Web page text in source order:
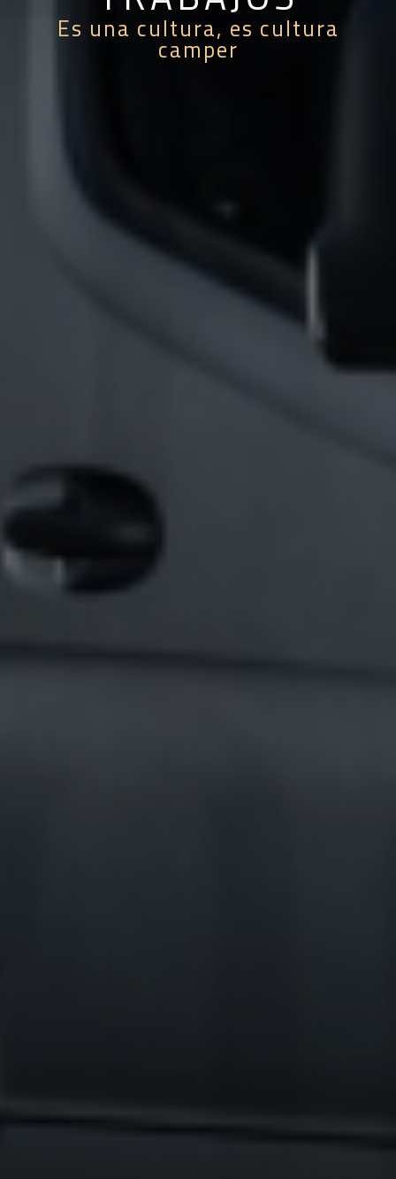
Es una cultura, es cultura
camper